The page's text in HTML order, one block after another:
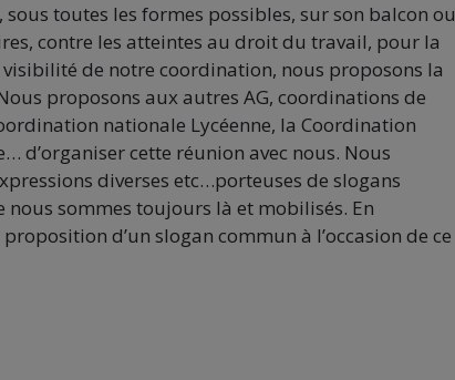
toutes les formes possibles, sur son balcon ou
contre les atteintes au droit du travail, pour la
de notre coordination, nous proposons la
proposons aux autres AG, coordinations de
nationale Lycéenne, la Coordination
d’organiser cette réunion avec nous. Nous
diverses etc…porteuses de slogans
sommes toujours là et mobilisés. En
d’un slogan commun à l’occasion de ce